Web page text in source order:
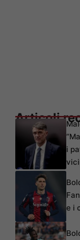
Articoli
i
e i